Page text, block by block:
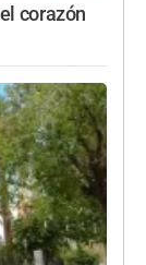
corazón